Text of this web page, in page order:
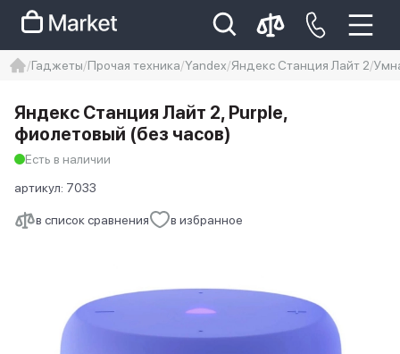
Iphone 14 pro max
айфон 14
Гаджеты Прочая техника Yandex Яндекс Станция Лайт 2
в список сравнения в избранное
Яндекс Станция Лайт 2, Purple,
фиолетовый (без часов)
Есть в наличии
артикул: 7033